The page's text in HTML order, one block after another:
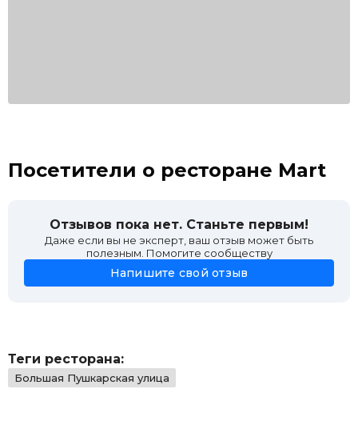
Посетители о ресторане Mart
Отзывов пока нет. Станьте первым!
Даже если вы не эксперт, ваш отзыв может быть
полезным. Помогите сообществу
Напишите свой отзыв
Теги ресторана:
Большая Пушкарская улица